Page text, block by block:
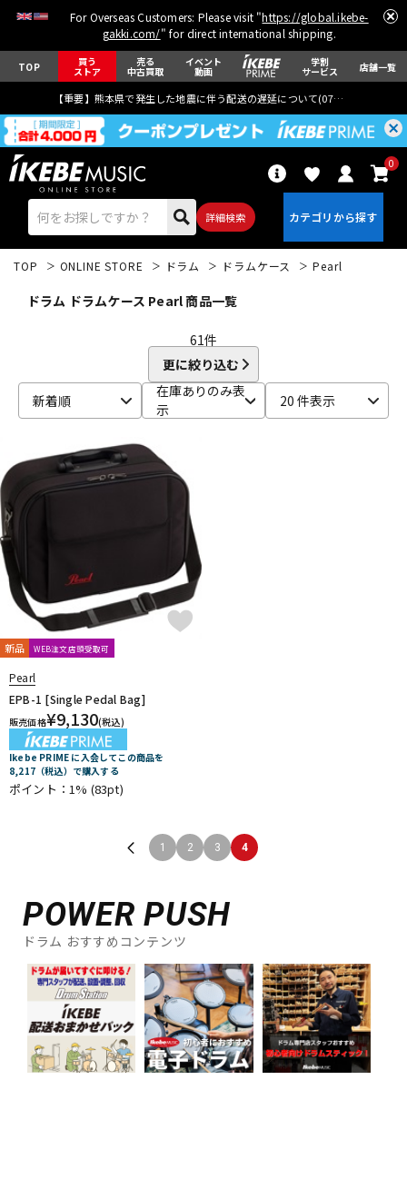
For Overseas Customers: Please visit "https://global.ikebe-
gakki.com/" for direct international shipping.
TOP 買う
ストア
売る
中古買取
イベント
動画
学割
サービス 店舗一覧
【重要】熊本県で発生した地震に伴う配送の遅延について(07月29日
詳細検索
0
管楽器
アンプ
DJ機器
TOP ONLINE STORE ドラム ドラムケース Pearl
ドラム ドラムケース Pearl 商品一覧
61件
更に絞り込む
新着順
在庫ありのみ表
示
20 件表示
新品 WEB注文店頭受取可
Pearl
EPB-1 [Single Pedal Bag]
販売価格¥9,130(税込)
Ikebe PRIME に入会してこの商品を
8,217（税込）で購入する
ポイント：1% (83pt)
1 2 3 4
POWER PUSH
ドラム おすすめコンテンツ